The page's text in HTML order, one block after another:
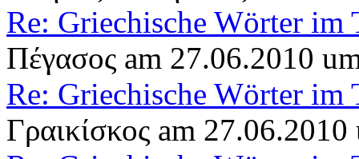
Re: Griechische Wörter im
Πέγασος am 27.06.2010
Re: Griechische Wörter im
Γραικίσκος am